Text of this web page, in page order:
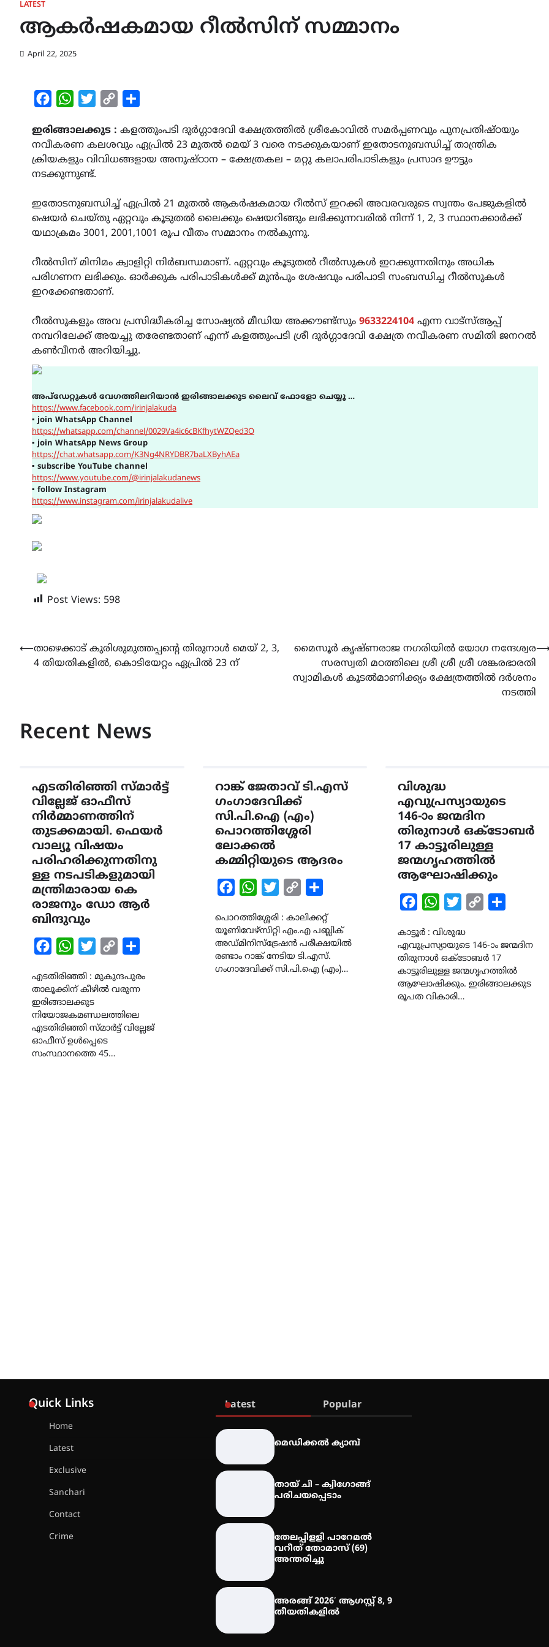
LATEST
ആകർഷകമായ റീൽസിന് സമ്മാനം
April 22, 2025
FacebookWhatsAppTwitterCopy
ഇരിങ്ങാലക്കുട : കളത്തുംപടി ദുർഗ്ഗാദേവി ക്ഷേത്രത്തിൽ ശ്രീകോവിൽ സമർപ്പണവും പുനപ്രതിഷ്ഠയും
നവീകരണ കലശവും ഏപ്രിൽ 23 മുതൽ മെയ് 3 വരെ നടക്കുകയാണ് ഇതോടനുബന്ധിച്ച് താന്ത്രിക
ക്രിയകളും വിവിധങ്ങളായ അനുഷ്ഠാന – ക്ഷേത്രകല – മറ്റു കലാപരിപാടികളും പ്രസാദ ഊട്ടും
നടക്കുന്നുണ്ട്.
ഇതോടനുബന്ധിച്ച് ഏപ്രിൽ 21 മുതൽ ആകർഷകമായ റീൽസ് ഇറക്കി അവരവരുടെ സ്വന്തം പേജുകളിൽ
ഷെയർ ചെയ്തു ഏറ്റവും കൂടുതൽ ലൈക്കും ഷെയറിങ്ങും ലഭിക്കുന്നവരിൽ നിന്ന് 1, 2, 3 സ്ഥാനക്കാർക്ക്
യഥാക്രമം 3001, 2001,1001 രൂപ വീതം സമ്മാനം നൽകുന്നു.
റീൽസിന് മിനിമം ക്വാളിറ്റി നിർബന്ധമാണ്. ഏറ്റവും കൂടുതൽ റീൽസുകൾ ഇറക്കുന്നതിനും അധിക
പരിഗണന ലഭിക്കും. ഓർക്കുക പരിപാടികൾക്ക് മുൻപും ശേഷവും പരിപാടി സംബന്ധിച്ച റീൽസുകൾ
ഇറക്കേണ്ടതാണ്.
റീൽസുകളും അവ പ്രസിദ്ധീകരിച്ച സോഷ്യൽ മീഡിയ അക്കൗണ്ട്സും 9633224104 എന്ന വാട്സ്ആപ്പ്
നമ്പറിലേക്ക് അയച്ചു തരേണ്ടതാണ് എന്ന് കളത്തുംപടി ശ്രീ ദുർഗ്ഗാദേവി ക്ഷേത്ര നവീകരണ സമിതി ജനറൽ
കൺവീനർ അറിയിച്ചു.
അപ്ഡേറ്റുകൾ വേഗത്തിലറിയാൻ ഇരിങ്ങാലക്കുട ലൈവ് ഫോളോ ചെയ്യൂ …
https://www.facebook.com/irinjalakuda
▪join WhatsApp Channel
https://whatsapp.com/channel/0029Va4ic6cBKfhytWZQed3O
▪join WhatsApp News Group
https://chat.whatsapp.com/K3Ng4NRYDBR7baLXByhAEa
▪ subscribe YouTube channel
https://www.youtube.com/@irinjalakudanews
▪ follow Instagram
https://www.instagram.com/irinjalakudalive
Post Views: 598
Post
navigation
⟵താഴെക്കാട് കുരിശുമുത്തപ്പൻ്റെ തിരുനാൾ മെയ് 2, 3,
4 തിയതികളിൽ, കൊടിയേറ്റം ഏപ്രിൽ 23 ന്
മൈസൂർ കൃഷ്ണരാജ നഗരിയിൽ യോഗ നന്ദേശ്വര
സരസ്വതി മഠത്തിലെ ശ്രീ ശ്രീ ശ്രീ ശങ്കരഭാരതി
സ്വാമികൾ കൂടൽമാണിക്ക്യം ക്ഷേത്രത്തിൽ ദർശനം
നടത്തി
Recent News
എടതിരിഞ്ഞി സ്മാർട്ട്
വില്ലേജ് ഓഫീസ്
നിർമ്മാണത്തിന്
തുടക്കമായി. ഫെയർ
വാല്യൂ വിഷയം
പരിഹരിക്കുന്നതിനു
ള്ള നടപടികളുമായി
മന്ത്രിമാരായ കെ
രാജനും ഡോ ആർ
ബിന്ദുവും
FacebookWhatsAppTwitterCopy
എടതിരിഞ്ഞി : മുകുന്ദപുരം
താലൂക്കിന് കീഴിൽ വരുന്ന
ഇരിങ്ങാലക്കുട
നിയോജകമണ്ഡലത്തിലെ
എടതിരിഞ്ഞി സ്മാർട്ട് വില്ലേജ്
ഓഫീസ് ഉൾപ്പെടെ
സംസ്ഥാനത്തെ 45…
റാങ്ക് ജേതാവ് ടി.എസ്
ഗംഗാദേവിക്ക്
സി.പി.ഐ (എം)
പൊറത്തിശ്ശേരി
ലോക്കൽ
കമ്മിറ്റിയുടെ ആദരം
FacebookWhatsAppTwitterCopy
പൊറത്തിശ്ശേരി : കാലിക്കറ്റ്
യൂണിവേഴ്സിറ്റി എം.എ പബ്ലിക്
അഡ്മിനിസ്ട്രേഷൻ പരീക്ഷയിൽ
രണ്ടാം റാങ്ക് നേടിയ ടി.എസ്.
ഗംഗാദേവിക്ക് സി.പി.ഐ (എം)…
വിശുദ്ധ
എവുപ്രസ്യായുടെ
146-ാം ജന്മദിന
തിരുനാൾ ഒക്ടോബർ
17 കാട്ടൂരിലുള്ള
ജന്മഗൃഹത്തിൽ
ആഘോഷിക്കും
FacebookWhatsAppTwitterCopy
കാട്ടൂർ : വിശുദ്ധ
എവുപ്രസ്യായുടെ 146-ാം ജന്മദിന
തിരുനാൾ ഒക്ടോബർ 17
കാട്ടൂരിലുള്ള ജന്മഗൃഹത്തിൽ
ആഘോഷിക്കും. ഇരിങ്ങാലക്കുട
രൂപത വികാരി…
LITERATURE
സർഗ്ഗസാഹിതി-
കവിതാസംഗമം 2026 കവിതാ
Quick Links
Home
Latest
Exclusive
Sanchari
Contact
Crime
Latest Popular
മെഡിക്കൽ ക്യാമ്പ്
തായ് ചി – ക്വിഗോങ്ങ്
പരിചയപ്പെടാം
തേലപ്പിളളി പാറേമൽ
വറീത് തോമാസ് (69)
അന്തരിച്ചു
അരങ്ങ് 2026′ ആഗസ്റ്റ് 8, 9
തീയതികളിൽ